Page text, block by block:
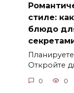
стиле:
блюдо
Откройте
0 0